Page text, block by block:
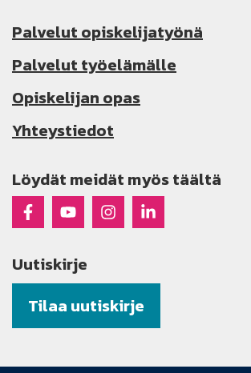
Palvelut opiskelijatyönä
Palvelut työelämälle
Opiskelijan opas
Yhteystiedot
Löydät meidät myös täältä
Raseko Facebookissa
Raseko Youtubessa
Raseko Instagramissa
Raseko
Uutiskirje
Tilaa uutiskirje